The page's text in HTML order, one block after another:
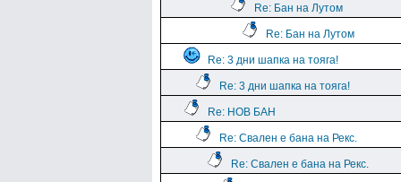
Re: Бан на Лутом
Re: Бан на Лутом
Re: 3 дни шапка на тояга!
Re: 3 дни шапка на тояга!
Re: НОВ БАН
Re: Свален е бана на Рекс.
Re: Свален е бана на Рекс.